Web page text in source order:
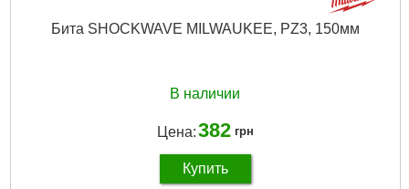
Бита SHOCKWAVE MILWAUKEE, PZ3, 150мм
В наличии
Цена:382 грн
Купить